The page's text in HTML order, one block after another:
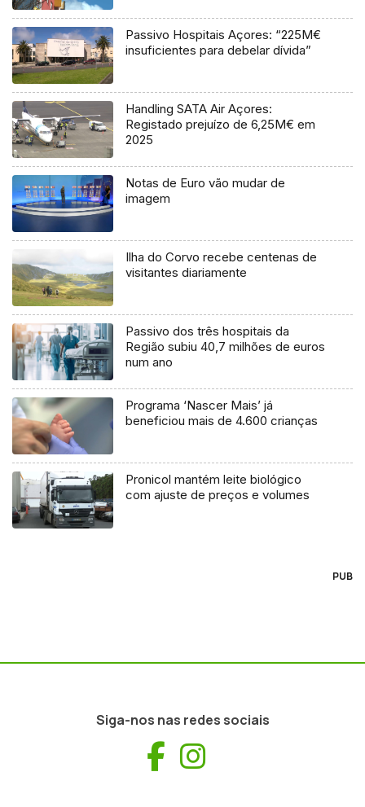
Passivo Hospitais Açores: “225M€
insuficientes para debelar dívida”
Handling SATA Air Açores:
Registado prejuízo de 6,25M€ em
2025
Notas de Euro vão mudar de
imagem
Ilha do Corvo recebe centenas de
visitantes diariamente
Passivo dos três hospitais da
Região subiu 40,7 milhões de euros
num ano
Programa ‘Nascer Mais’ já
beneficiou mais de 4.600 crianças
Pronicol mantém leite biológico
com ajuste de preços e volumes
PUB
Siga-nos nas redes sociais
Facebook